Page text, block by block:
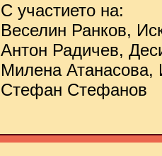
С участието на:
Веселин Ранков,
Антон Радичев,
Милена Атанасова,
Стефан Стефанов